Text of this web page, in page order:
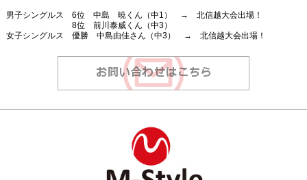
男子シングルス 6位 中島 暁くん（中1） → 北信越大会出場！
8位 前川泰威くん（中3）
女子シングルス 優勝 中島由佳さん（中3） → 北信越大会出場！